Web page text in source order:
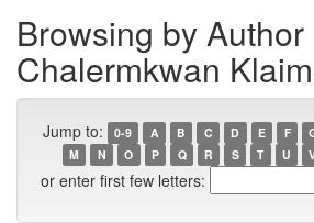
Browsing by Author
Chalermkwan
Jump to: 0-9 A B C D E F
M
N O P Q R S T U
or enter first few letters: